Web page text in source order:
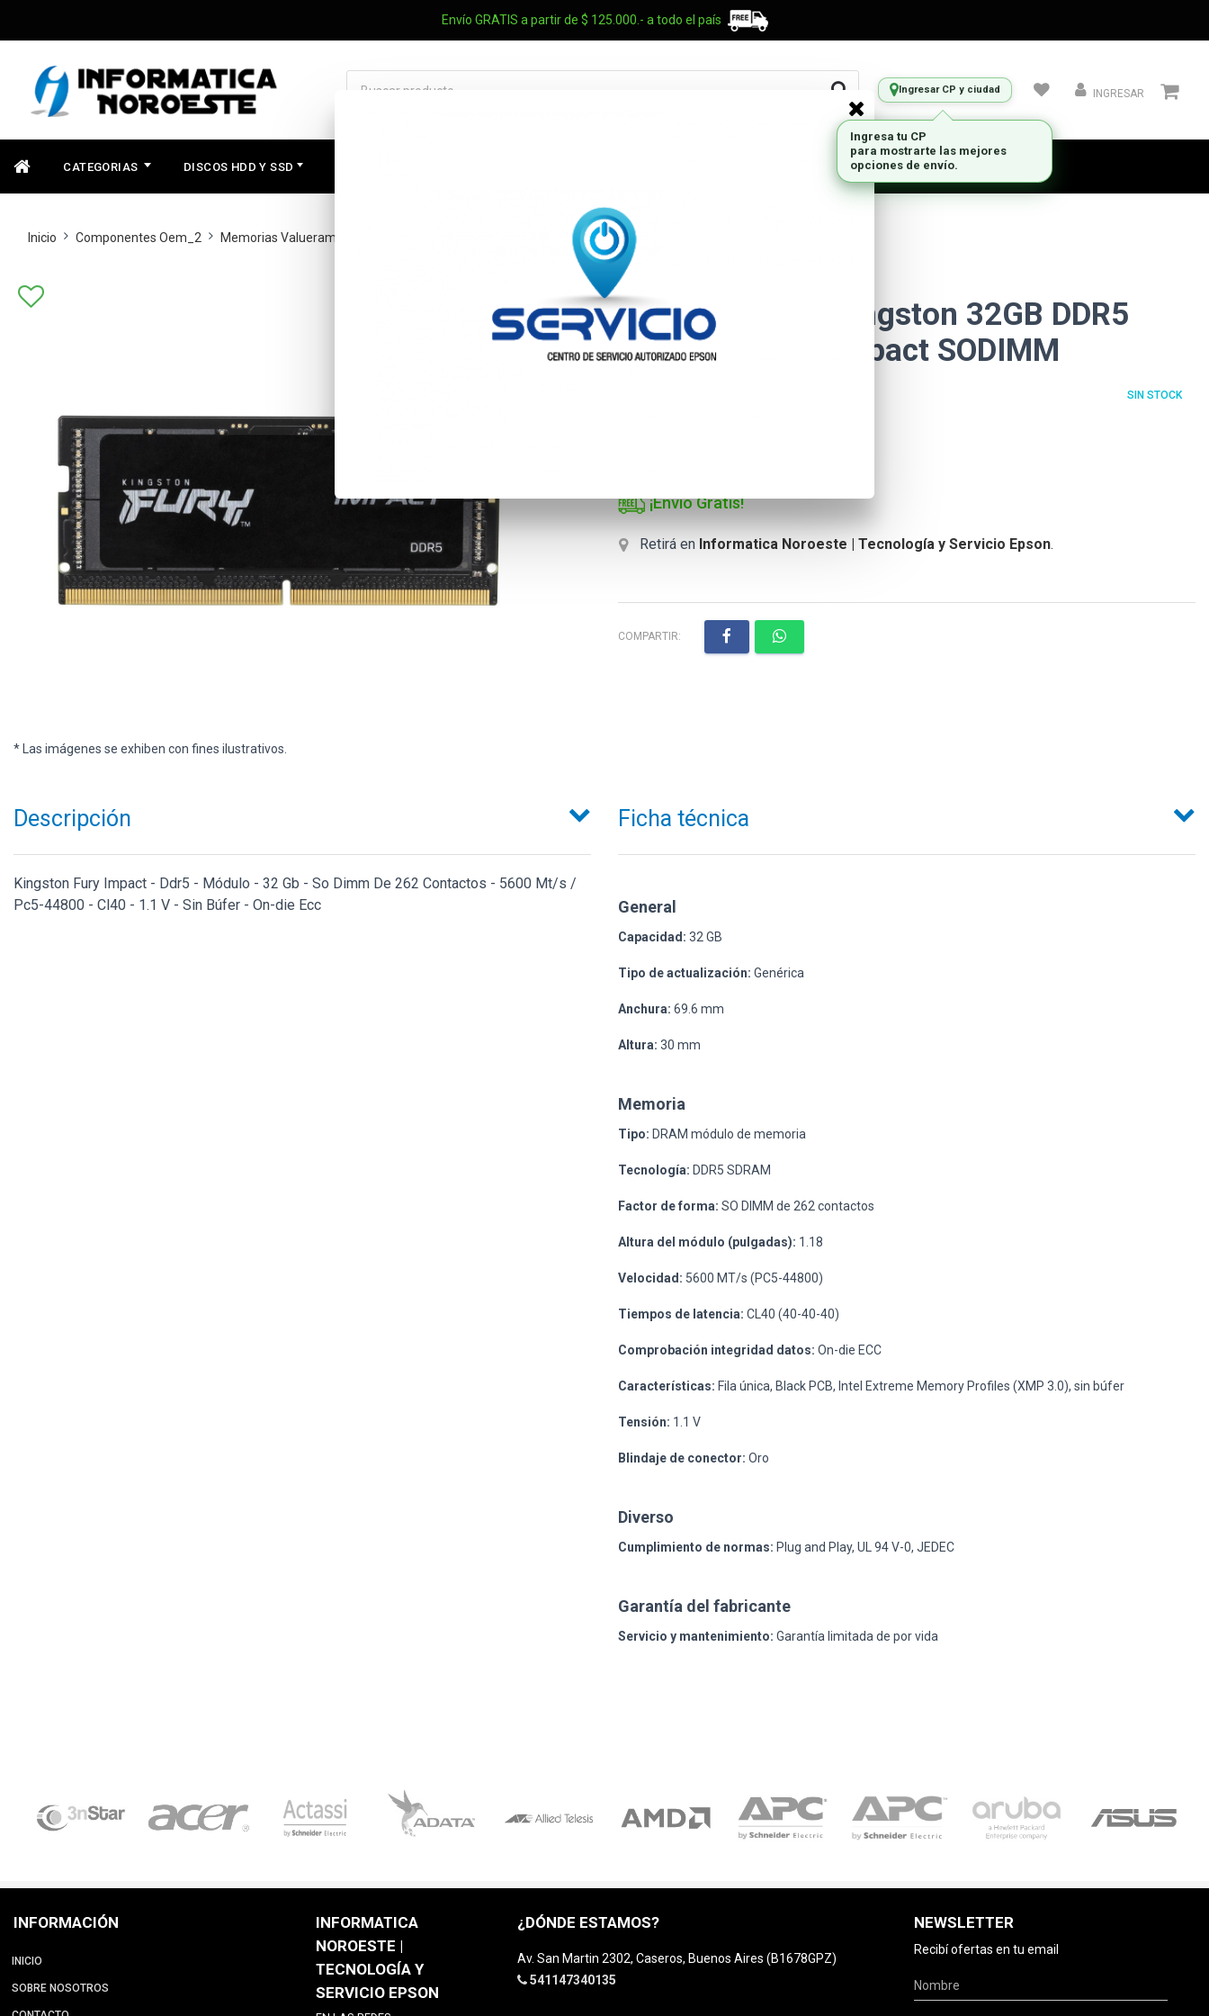
Envío GRATIS a partir de $ 125.000.- a todo el país
Ingresar CP y ciudad INGRESAR
CATEGORIAS DISCOS HDD Y SSD
Inicio Componentes Oem_2 Memorias Valueram
* Las imágenes se exhiben con fines ilustrativos.
Memoria RAM Kingston 32GB DDR5
5600Mhz Fury Impact SODIMM
SIN STOCK
¡Envío Gratis!
Retirá en Informatica Noroeste | Tecnología y Servicio Epson.
COMPARTIR:
Descripción
Kingston Fury Impact - Ddr5 - Módulo - 32 Gb - So Dimm De 262 Contactos - 5600 Mt/s /
Pc5-44800 - Cl40 - 1.1 V - Sin Búfer - On-die Ecc
Ficha técnica
General
Capacidad: 32 GB
Tipo de actualización: Genérica
Anchura: 69.6 mm
Altura: 30 mm
Memoria
Tipo: DRAM módulo de memoria
Tecnología: DDR5 SDRAM
Factor de forma: SO DIMM de 262 contactos
Altura del módulo (pulgadas): 1.18
Velocidad: 5600 MT/s (PC5-44800)
Tiempos de latencia: CL40 (40-40-40)
Comprobación integridad datos: On-die ECC
Características: Fila única, Black PCB, Intel Extreme Memory Profiles (XMP 3.0), sin búfer
Tensión: 1.1 V
Blindaje de conector: Oro
Diverso
Cumplimiento de normas: Plug and Play, UL 94 V-0, JEDEC
Garantía del fabricante
Servicio y mantenimiento: Garantía limitada de por vida
INFORMACIÓN
INICIO
SOBRE NOSOTROS
INFORMATICA
NOROESTE |
TECNOLOGÍA Y
SERVICIO EPSON
¿DÓNDE ESTAMOS?
Av. San Martin 2302, Caseros, Buenos Aires (B1678GPZ)
541147340135
NEWSLETTER
Recibí ofertas en tu email